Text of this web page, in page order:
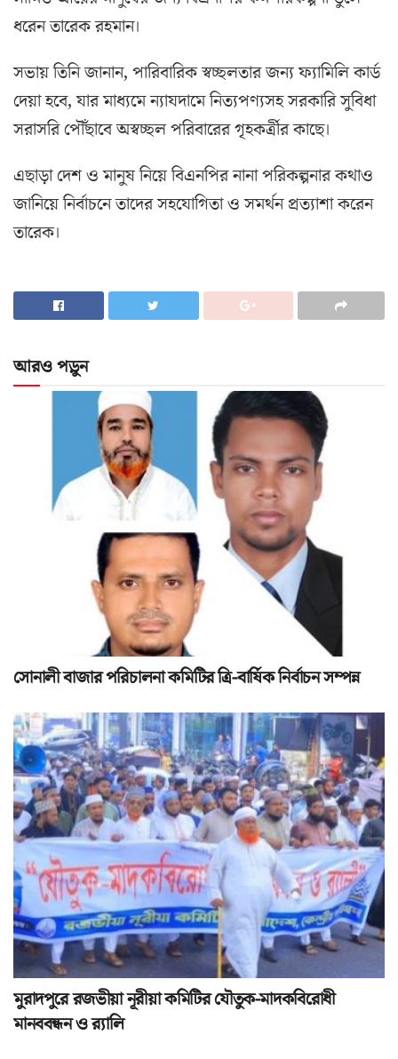
ধরেন তারেক রহমান।
সভায় তিনি জানান, পারিবারিক স্বচ্ছলতার জন্য ফ্যামিলি কার্ড
দেয়া হবে, যার মাধ্যমে ন্যাযদামে নিত্যপণ্যসহ সরকারি সুবিধা
সরাসরি পৌঁছাবে অস্বচ্ছল পরিবারের গৃহকর্ত্রীর কাছে।
এছাড়া দেশ ও মানুষ নিয়ে বিএনপির নানা পরিকল্পনার কথাও
জানিয়ে নির্বাচনে তাদের সহযোগিতা ও সমর্থন প্রত্যাশা করেন
তারেক।
আরও পড়ুন
সোনালী বাজার পরিচালনা কমিটির ত্রি-বার্ষিক নির্বাচন সম্পন্ন
মুরাদপুরে রজভীয়া নূরীয়া কমিটির যৌতুক-মাদকবিরোধী
মানববন্ধন ও র‌্যালি